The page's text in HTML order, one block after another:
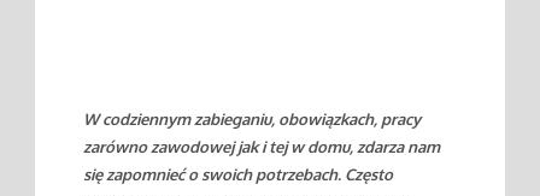
W codziennym zabieganiu, obowiązkach, pracy
zarówno zawodowej jak i tej w domu, zdarza nam
się zapomnieć o swoich potrzebach. Często